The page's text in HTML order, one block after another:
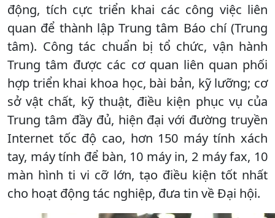
động, tích cực triển khai các công việc liên
quan để thành lập Trung tâm Báo chí (Trung
tâm). Công tác chuẩn bị tổ chức, vận hành
Trung tâm được các cơ quan liên quan phối
hợp triển khai khoa học, bài bản, kỹ lưỡng; cơ
sở vật chất, kỹ thuật, điều kiện phục vụ của
Trung tâm đầy đủ, hiện đại với đường truyền
Internet tốc độ cao, hơn 150 máy tính xách
tay, máy tính để bàn, 10 máy in, 2 máy fax, 10
màn hình ti vi cỡ lớn, tạo điều kiện tốt nhất
cho hoạt động tác nghiệp, đưa tin về Đại hội.